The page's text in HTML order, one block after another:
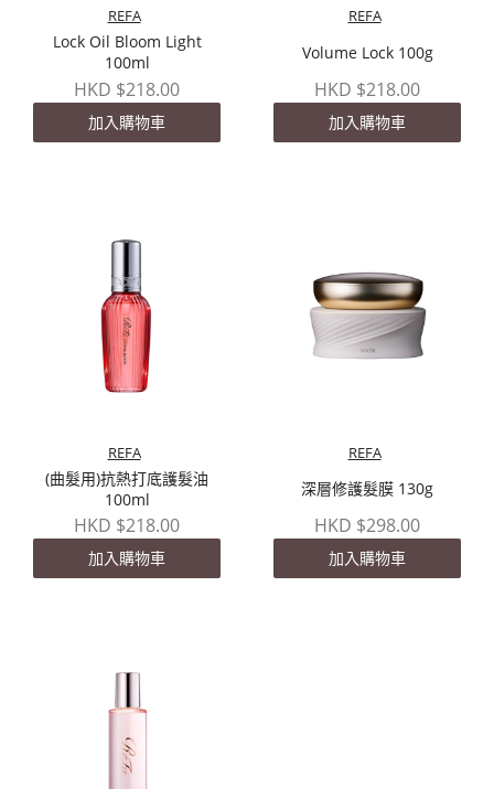
REFA
Lock Oil Bloom Light
100ml
HKD $218.00
加入購物車
REFA
Volume Lock 100g
HKD $218.00
加入購物車
REFA
(曲髮用)抗熱打底護髮油
100ml
HKD $218.00
加入購物車
REFA
深層修護髮膜 130g
HKD $298.00
加入購物車